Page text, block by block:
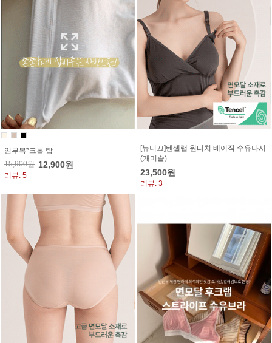
임부복*크롭 탑
15,900원 12,900원
리뷰: 5
[뉴니끄]텐셀랩 원터치 베이직 수유나시
(캐미솔)
23,500원
리뷰: 3